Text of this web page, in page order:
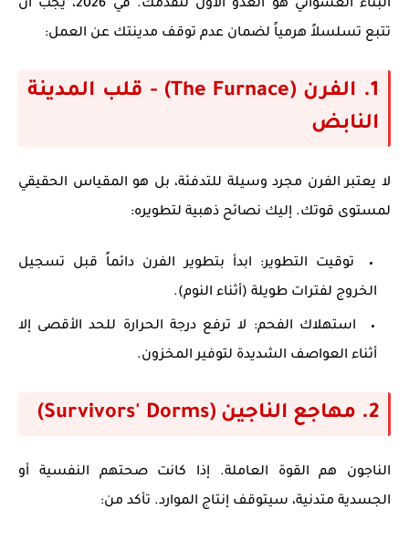
البناء العشوائي هو العدو الأول لتقدمك. في 2026، يجب أن
تتبع تسلسلاً هرمياً لضمان عدم توقف مدينتك عن العمل:
1. الفرن (The Furnace) - قلب المدينة
النابض
لا يعتبر الفرن مجرد وسيلة للتدفئة، بل هو المقياس الحقيقي
لمستوى قوتك. إليك نصائح ذهبية لتطويره:
توقيت التطوير: ابدأ بتطوير الفرن دائماً قبل تسجيل
الخروج لفترات طويلة (أثناء النوم).
استهلاك الفحم: لا ترفع درجة الحرارة للحد الأقصى إلا
أثناء العواصف الشديدة لتوفير المخزون.
2. مهاجع الناجين (Survivors' Dorms)
الناجون هم القوة العاملة. إذا كانت صحتهم النفسية أو
الجسدية متدنية، سيتوقف إنتاج الموارد. تأكد من: